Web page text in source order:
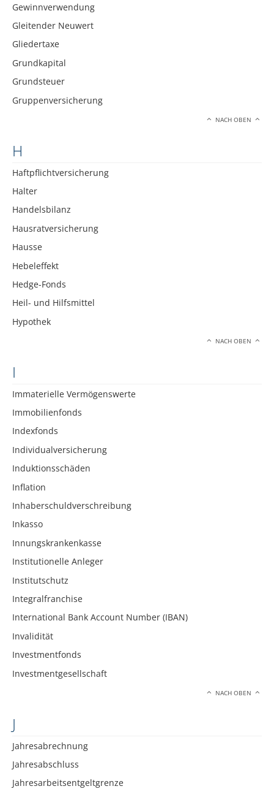
Gewinnverwendung
Gleitender Neuwert
Gliedertaxe
Grundkapital
Grundsteuer
Gruppenversicherung
NACH OBEN
H
Haftpflichtversicherung
Halter
Handelsbilanz
Hausratversicherung
Hausse
Hebeleffekt
Hedge-Fonds
Heil- und Hilfsmittel
Hypothek
NACH OBEN
I
Immaterielle Vermögenswerte
Immobilienfonds
Indexfonds
Individualversicherung
Induktionsschäden
Inflation
Inhaberschuldverschreibung
Inkasso
Innungskrankenkasse
Institutionelle Anleger
Institutschutz
Integralfranchise
International Bank Account Number (IBAN)
Invalidität
Investmentfonds
Investmentgesellschaft
NACH OBEN
J
Jahresabrechnung
Jahresabschluss
Jahresarbeitsentgeltgrenze